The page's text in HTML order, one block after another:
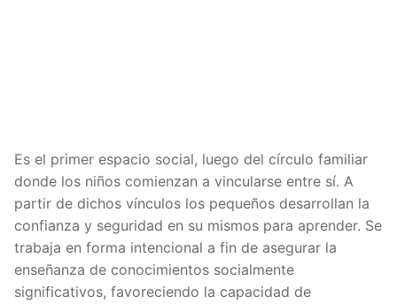
Es el primer espacio social, luego del círculo familiar
donde los niños comienzan a vincularse entre sí. A
partir de dichos vínculos los pequeños desarrollan la
confianza y seguridad en su mismos para aprender. Se
trabaja en forma intencional a fin de asegurar la
enseñanza de conocimientos socialmente
significativos, favoreciendo la capacidad de